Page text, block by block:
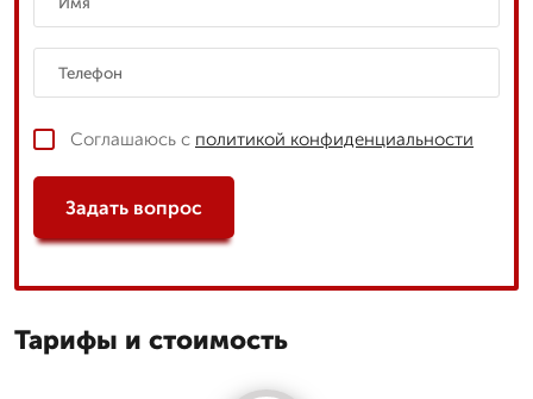
Соглашаюсь с политикой конфиденциальности
Задать вопрос
Тарифы и стоимость